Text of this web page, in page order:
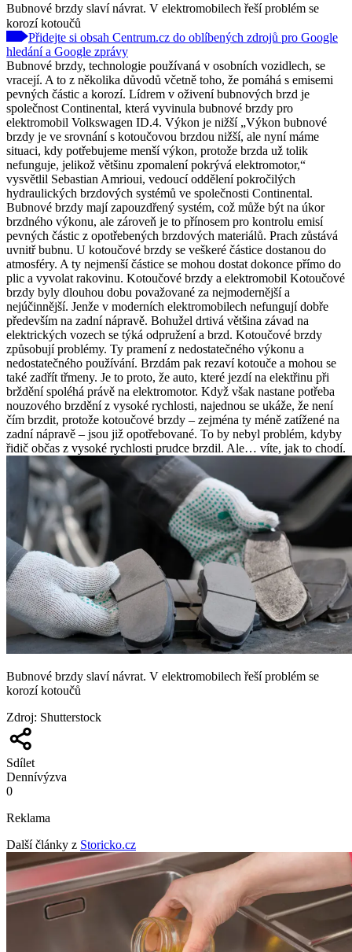
Bubnové brzdy slaví návrat. V elektromobilech řeší problém se
korozí kotoučů
Přidejte si obsah Centrum.cz do oblíbených zdrojů pro Google
hledání a Google zprávy
Bubnové brzdy, technologie používaná v osobních vozidlech, se
vracejí. A to z několika důvodů včetně toho, že pomáhá s emisemi
pevných částic a korozí. Lídrem v oživení bubnových brzd je
společnost Continental, která vyvinula bubnové brzdy pro
elektromobil Volkswagen ID.4. Výkon je nižší „Výkon bubnové
brzdy je ve srovnání s kotoučovou brzdou nižší, ale nyní máme
situaci, kdy potřebujeme menší výkon, protože brzda už tolik
nefunguje, jelikož většinu zpomalení pokrývá elektromotor,“
vysvětlil Sebastian Amrioui, vedoucí oddělení pokročilých
hydraulických brzdových systémů ve společnosti Continental.
Bubnové brzdy mají zapouzdřený systém, což může být na úkor
brzdného výkonu, ale zároveň je to přínosem pro kontrolu emisí
pevných částic z opotřebených brzdových materiálů. Prach zůstává
uvnitř bubnu. U kotoučové brzdy se veškeré částice dostanou do
atmosféry. A ty nejmenší částice se mohou dostat dokonce přímo do
plic a vyvolat rakovinu. Kotoučové brzdy a elektromobil Kotoučové
brzdy byly dlouhou dobu považované za nejmodernější a
nejúčinnější. Jenže v moderních elektromobilech nefungují dobře
především na zadní nápravě. Bohužel drtivá většina závad na
elektrických vozech se týká odpružení a brzd. Kotoučové brzdy
způsobují problémy. Ty pramení z nedostatečného výkonu a
nedostatečného používání. Brzdám pak rezaví kotouče a mohou se
také zadřít třmeny. Je to proto, že auto, které jezdí na elektřinu při
brždění spoléhá právě na elektromotor. Když však nastane potřeba
nouzového brzdění z vysoké rychlosti, najednou se ukáže, že není
čím brzdit, protože kotoučové brzdy – zejména ty méně zatížené na
zadní nápravě – jsou již opotřebované. To by nebyl problém, kdyby
řidič občas z vysoké rychlosti prudce brzdil. Ale… víte, jak to chodí.
Bubnové brzdy slaví návrat. V elektromobilech řeší problém se
korozí kotoučů
Zdroj: Shutterstock
Sdílet
Dennívýzva
0
Reklama
Další články z Storicko.cz